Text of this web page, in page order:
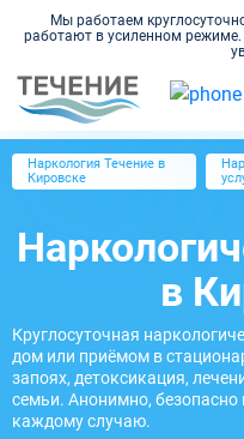
Мы работаем
работают в усиленном
Наркология Течение в
Кировске
в
Круглосуточная
дом или приёмом в
запоях, детоксикация,
семьи. Анонимно,
каждому случаю.